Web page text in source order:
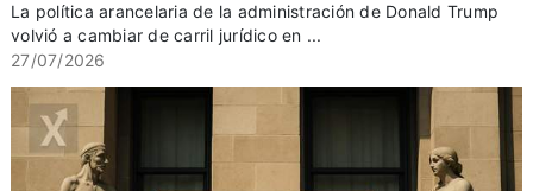
La política arancelaria de la administración de Donald Trump
volvió a cambiar de carril jurídico en ...
27/07/2026